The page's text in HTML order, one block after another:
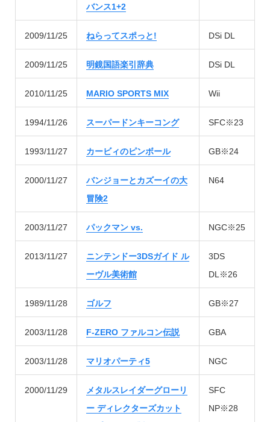
バンス1+2
2009/11/25 ねらってスポっと! DSi DL
2009/11/25 明鏡国語楽引辞典 DSi DL
2010/11/25 MARIO SPORTS MIX Wii
1994/11/26 スーパードンキーコング SFC※23
1993/11/27 カービィのピンボール GB※24
2000/11/27
バンジョーとカズーイの大
冒険2
N64
2003/11/27 パックマン vs. NGC※25
2013/11/27
ニンテンドー3DSガイド ル
ーヴル美術館
3DS
DL※26
1989/11/28 ゴルフ GB※27
2003/11/28 F-ZERO ファルコン伝説 GBA
2003/11/28 マリオパーティ5 NGC
2000/11/29
メタルスレイダーグローリ
ー ディレクターズカット
SFC
NP※28